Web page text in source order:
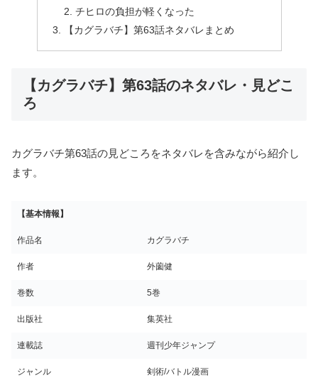
チヒロの負担が軽くなった
【カグラバチ】第63話ネタバレまとめ
【カグラバチ】第63話のネタバレ・見どこ
ろ
カグラバチ第63話の見どころをネタバレを含みながら紹介し
ます。
【基本情報】
作品名 カグラバチ
作者 外薗健
巻数 5巻
出版社 集英社
連載誌 週刊少年ジャンプ
ジャンル 剣術/バトル漫画